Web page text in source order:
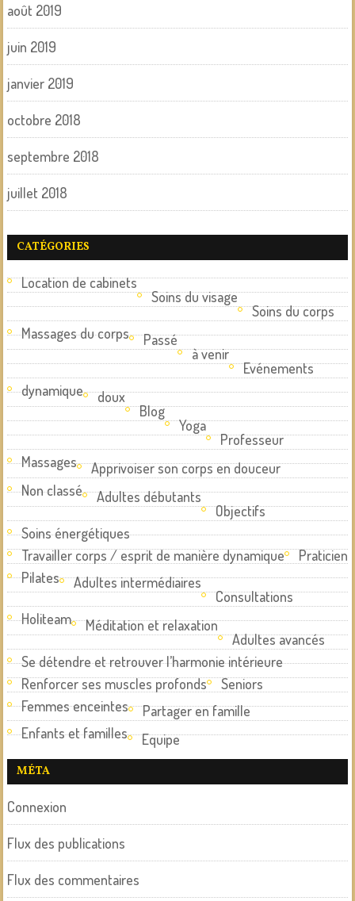
août 2019
juin 2019
janvier 2019
octobre 2018
septembre 2018
juillet 2018
CATÉGORIES
Location de cabinets
Soins du visage
Soins du corps
Massages du corps
Passé
à venir
Evénements
dynamique
doux
Blog
Yoga
Professeur
Massages
Apprivoiser son corps en douceur
Non classé
Adultes débutants
Objectifs
Soins énergétiques
Travailler corps / esprit de manière dynamique
Praticien
Pilates
Adultes intermédiaires
Consultations
Holiteam
Méditation et relaxation
Adultes avancés
Se détendre et retrouver l’harmonie intérieure
Renforcer ses muscles profonds
Seniors
Femmes enceintes
Partager en famille
Enfants et familles
Equipe
MÉTA
Connexion
Flux des publications
Flux des commentaires